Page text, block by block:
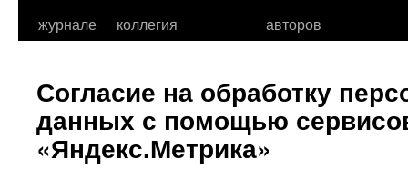
журнале
коллегия
авторов
Согласие на обработку
данных с помощью
«Яндекс.Метрика»